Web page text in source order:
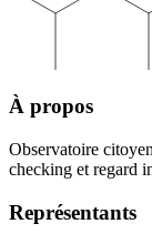
À propos
Observatoire
checking et regard
Représentants